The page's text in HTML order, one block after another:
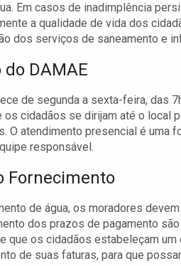
Em casos de inadimplência
a qualidade de vida dos
dos serviços de saneamento e
DAMAE
de segunda a sexta-feira, das
cidadãos se dirijam até o local
O atendimento presencial é uma
responsável.
Fornecimento
de água, os moradores
dos prazos de pagamento
que os cidadãos estabeleçam
de suas faturas, para que